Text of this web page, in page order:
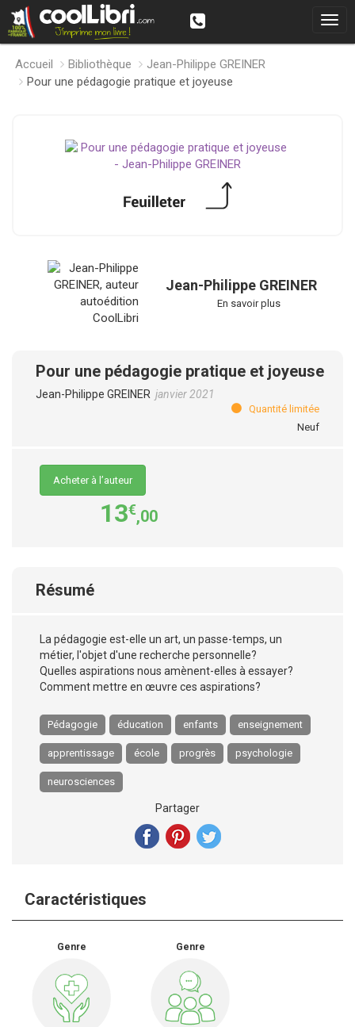
Accueil Bibliothèque
Jean-Philippe GREINER
Pour une pédagogie pratique et joyeuse
Jean-Philippe GREINER
En savoir plus
Pour une pédagogie pratique et joyeuse
Jean-Philippe GREINER janvier 2021
Quantité limitée
Neuf
Acheter à l’auteur
13€,00
Résumé
La pédagogie est-elle un art, un passe-temps, un
métier, l'objet d'une recherche personnelle?
Quelles aspirations nous amènent-elles à essayer?
Comment mettre en œuvre ces aspirations?
Pédagogie éducation enfants enseignement
apprentissage école progrès psychologie
neurosciences
Partager
Caractéristiques
Genre Genre